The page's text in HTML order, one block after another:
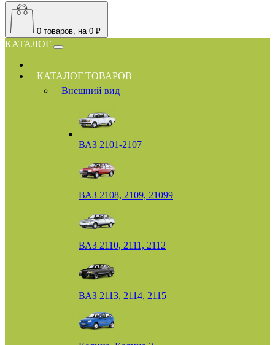
0 товаров, на 0 ₽
КАТАЛОГ
КАТАЛОГ ТОВАРОВ
Внешний вид
ВАЗ 2101-2107
ВАЗ 2108, 2109, 21099
ВАЗ 2110, 2111, 2112
ВАЗ 2113, 2114, 2115